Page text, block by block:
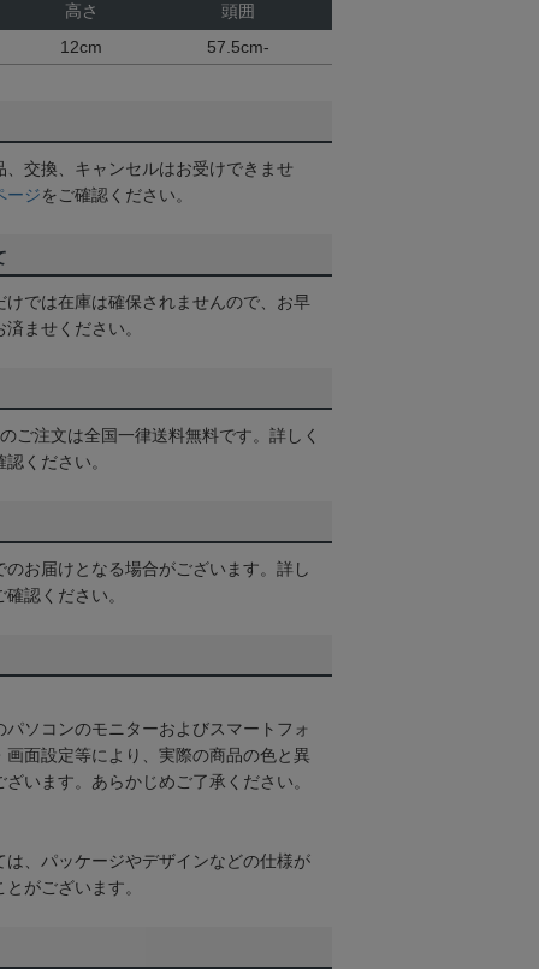
高さ
頭囲
12cm
57.5cm-
交換、キャンセルはお受けできませ
ージをご確認ください。
けでは在庫は確保されませんので、お早
ませください。
ご注文は全国一律送料無料です。詳しく
認ください。
お届けとなる場合がございます。詳し
確認ください。
ソコンのモニターおよびスマートフォ
画面設定等により、実際の商品の色と異
います。あらかじめご了承ください。
は、パッケージやデザインなどの仕様が
がございます。